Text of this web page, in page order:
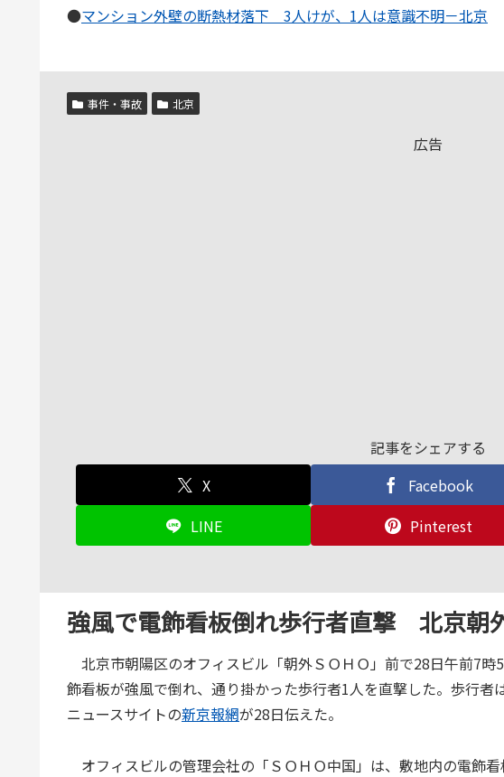
●マンション外壁の断熱材落下 3人けが、1人は意識不明－北京
事件・事故 北京
広告
記事をシェアする
X
Facebook
LINE
Pinterest
強風で電飾看板倒れ歩行者直撃 北京朝
北京市朝陽区のオフィスビル「朝外ＳＯＨＯ」前で28日午前7
飾看板が強風で倒れ、通り掛かった歩行者1人を直撃した。歩行者
ニュースサイトの新京報網が28日伝えた。
オフィスビルの管理会社の「ＳＯＨＯ中国」は、敷地内の電飾